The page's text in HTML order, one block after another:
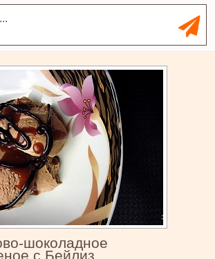
шоколадное
с Бейлиз